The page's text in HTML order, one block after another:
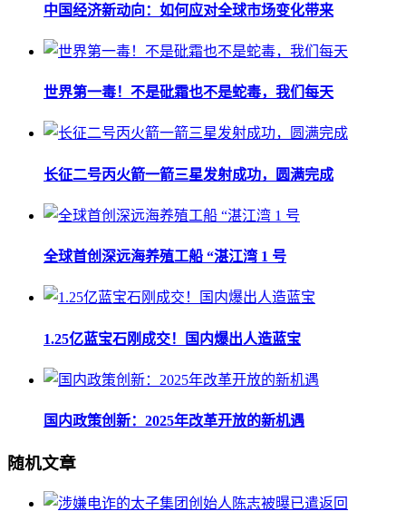
中国经济新动向：如何应对全球市场变化带来
世界第一毒！不是砒霜也不是蛇毒，我们每天
长征二号丙火箭一箭三星发射成功，圆满完成
全球首创深远海养殖工船 “湛江湾 1 号
1.25亿蓝宝石刚成交！国内爆出人造蓝宝
国内政策创新：2025年改革开放的新机遇
随机文章